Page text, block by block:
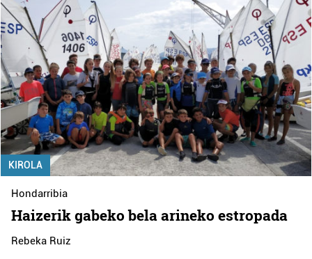
KIROLA
Hondarribia
Haizerik gabeko bela arineko estropada
Rebeka Ruiz